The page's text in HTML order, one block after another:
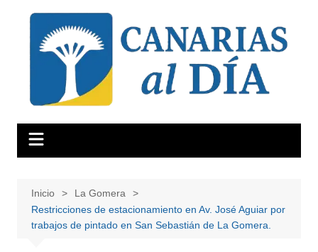
contenido
Inicio
La Gomera
Restricciones de estacionamiento en Av. José Aguiar por
trabajos de pintado en San Sebastián de La Gomera.